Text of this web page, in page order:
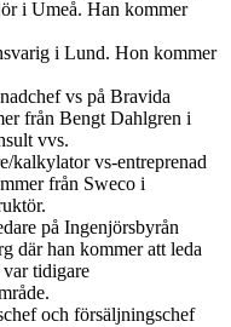
i Umeå. Han kommer
i Lund. Hon kommer
vs på Bravida
från Bengt Dahlgren i
vvs.
kalkylator vs-entreprenad
från Sweco i
på Ingenjörsbyrån
där han kommer att leda
tidigare
och försäljningschef